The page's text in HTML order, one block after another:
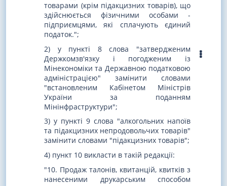
товарами (крім підакцизних товарів), що
здійснюється фізичними особами -
підприємцями, які сплачують єдиний
податок.";
2) у пункті 8 слова "затвердженим
Держкомзв'язку і погодженим із
Мінекономіки та Державною податковою
адміністрацією" замінити словами
"встановленим Кабінетом Міністрів
України за поданням
Мінінфраструктури";
3) у пункті 9 слова "алкогольних напоїв
та підакцизних непродовольчих товарів"
замінити словами "підакцизних товарів";
4) пункт 10 викласти в такій редакції:
"10. Продаж талонів, квитанцій, квитків з
нанесеними друкарським способом